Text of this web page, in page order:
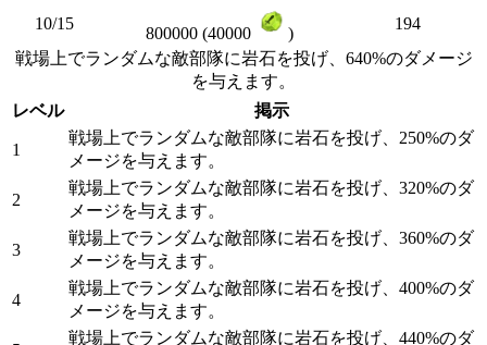
10/15
800000 (40000 )
194
戦場上でランダムな敵部隊に岩石を投げ、640%のダメージ
を与えます。
レベル
掲示
1
戦場上でランダムな敵部隊に岩石を投げ、250%のダ
メージを与えます。
2
戦場上でランダムな敵部隊に岩石を投げ、320%のダ
メージを与えます。
3
戦場上でランダムな敵部隊に岩石を投げ、360%のダ
メージを与えます。
4
戦場上でランダムな敵部隊に岩石を投げ、400%のダ
メージを与えます。
戦場上でランダムな敵部隊に岩石を投げ、440%のダ